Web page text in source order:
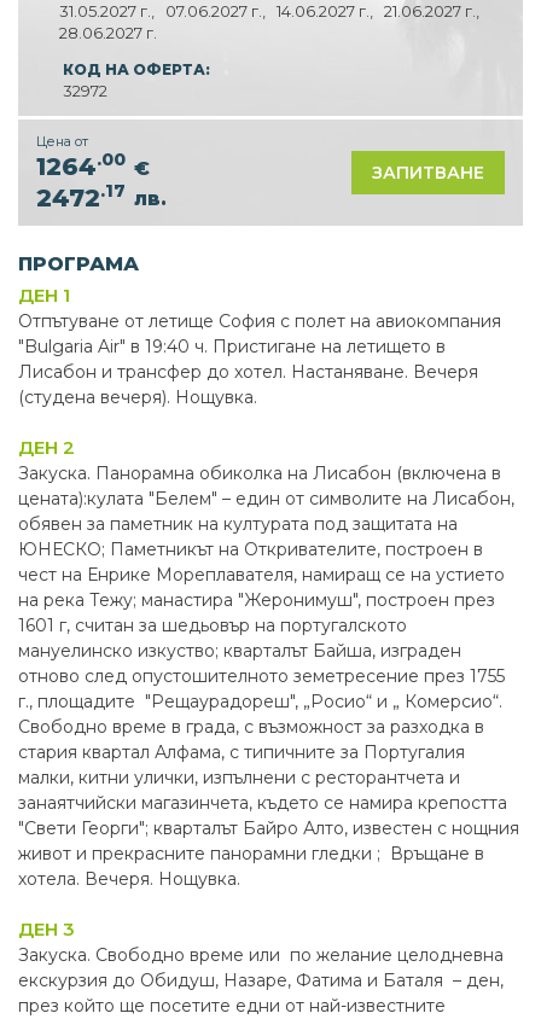
31.05.2027 г., 07.06.2027 г., 14.06.2027 г., 21.06.2027 г.,
28.06.2027 г.
КОД НА ОФЕРТА:
32972
Цена от
1264.00 €
2472.17 лв.
ЗАПИТВАНЕ
ПРОГРАМА
ДЕН 1
Отпътуване от летище София с полет на авиокомпания
"Bulgaria Air" в 19:40 ч. Пристигане на летището в
Лисабон и трансфер до хотел. Настаняване. Вечеря
(студена вечеря). Нощувка.
ДЕН 2
Закуска. Панорамна обиколка на Лисабон (включена в
цената):кулата "Белем" – един от символите на Лисабон,
обявен за паметник на културата под защитата на
ЮНЕСКО; Паметникът на Откривателите, построен в
чест на Енрике Мореплавателя, намиращ се на устието
на река Тежу; манастира "Жеронимуш", построен през
1601 г, считан за шедьовър на португалското
мануелинско изкуство; кварталът Байша, изграден
отново след опустошителното земетресение през 1755
г., площадите "Рещаурадореш", „Росио“ и „ Комерсио“.
Свободно време в града, с възможност за разходка в
стария квартал Алфама, с типичните за Португалия
малки, китни улички, изпълнени с ресторантчета и
занаятчийски магазинчета, където се намира крепостта
"Свети Георги"; кварталът Байро Алто, известен с нощния
живот и прекрасните панорамни гледки ; Връщане в
хотела. Вечеря. Нощувка.
ДЕН 3
Закуска. Свободно време или по желание целодневна
екскурзия до Обидуш, Назаре, Фатима и Баталя – ден,
през който ще посетите едни от най-известните